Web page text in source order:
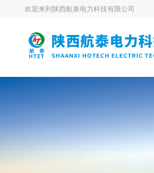
欢迎来到 陕西航泰电力科技有限公司